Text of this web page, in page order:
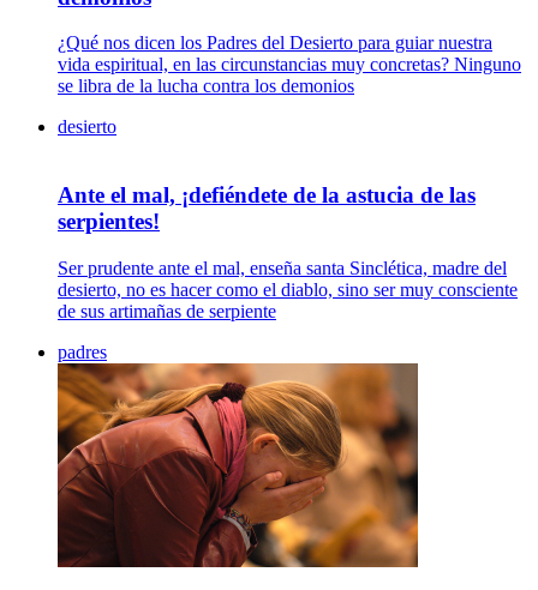
¿Qué nos dicen los Padres del Desierto para guiar nuestra
vida espiritual, en las circunstancias muy concretas? Ninguno
se libra de la lucha contra los demonios
desierto
Ante el mal, ¡defiéndete de la astucia de las
serpientes!
Ser prudente ante el mal, enseña santa Sinclética, madre del
desierto, no es hacer como el diablo, sino ser muy consciente
de sus artimañas de serpiente
padres